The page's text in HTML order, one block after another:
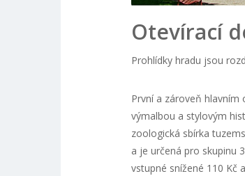
Otevírací
Prohlídky hradu jsou
První a zároveň
výmalbou a stylovým
zoologická sbírka
a je určená pro skupinu
vstupné snížené 110 Kč